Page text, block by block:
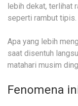
lebih dekat, terlihat
seperti rambut tipis.
Apa yang lebih
saat disentuh
matahari musim
Fenomena